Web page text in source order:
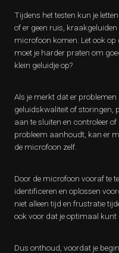
Tijdens het testen kun je
of er geen ruis,
microfoon komen. Let ook
moet je harder praten om
klein geluidje op?
Als je merkt dat er
geluidskwaliteit of storingen,
aan te sluiten en controleer
probleem aanhoudt, kan er
de microfoon zelf.
Door de microfoon vooraf te
identificeren en oplossen
niet alleen tijd en frustratie
ook voor dat je optimaal kunt
Dus onthoud, voordat je